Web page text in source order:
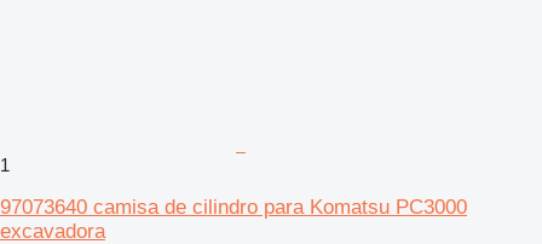
1
97073640 camisa de cilindro para Komatsu PC3000
excavadora